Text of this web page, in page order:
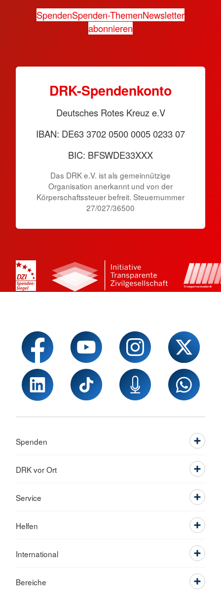
SpendenSpenden-ThemenNewsletter
abonnieren
DRK-Spendenkonto
Deutsches Rotes Kreuz e.V
IBAN: DE63 3702 0500 0005 0233 07
BIC: BFSWDE33XXX
Das DRK e.V. ist als gemeinnützige
Organisation anerkannt und von der
Körperschaftssteuer befreit. Steuernummer
27/027/36500
Spenden
DRK vor Ort
Service
Helfen
International
Bereiche